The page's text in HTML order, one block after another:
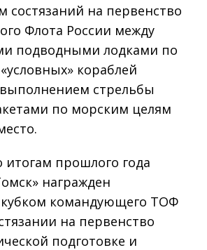
состязаний на первенство
Флота России между
подводными лодками по
кораблей
стрельбы
по морским целям
итогам прошлого года
награжден
командующего ТОФ
на первенство
подготовке и